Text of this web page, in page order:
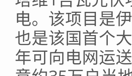
电。该项目是
也是该国首个
年可向电网运